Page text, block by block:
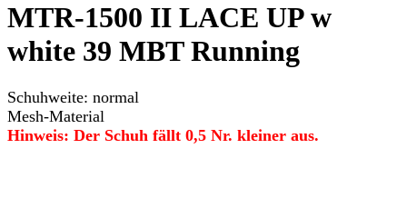
MTR-1500 II LACE UP w
white 39 MBT Running
Schuhweite: normal
Mesh-Material
Hinweis: Der Schuh fällt 0,5 Nr. kleiner aus.